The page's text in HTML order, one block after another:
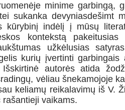
minime garbingą,
sukanka devyniasdešimt
kūrybinį indėlį į mūsų
kontekstą
užkėlusias
kurių įvertinti garbingais
autorės atida
vėliau šnekamojoje
keliamų reikalavimų iš V.
vaikams.